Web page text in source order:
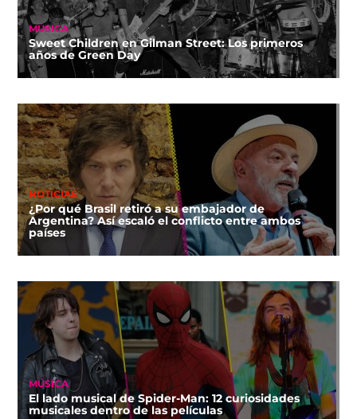
MÚSICA
Sweet Children en Gilman Street: Los primeros
años de Green Day
NOTICIAS
¿Por qué Brasil retiró a su embajador de
Argentina? Así escaló el conflicto entre ambos
países
MÚSICA
El lado musical de Spider-Man: 12 curiosidades
musicales dentro de las películas